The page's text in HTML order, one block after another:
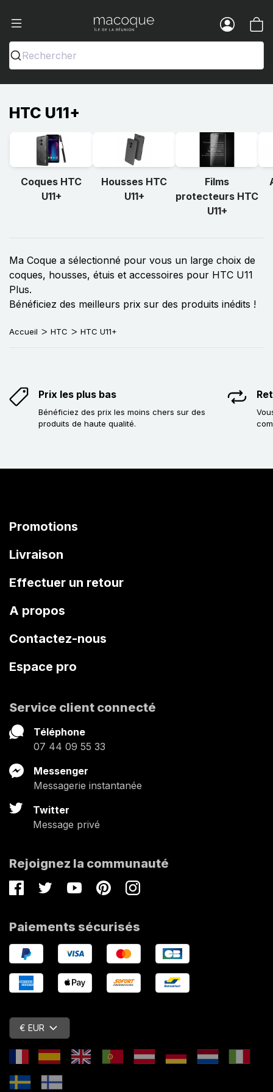
Ma Coque - Coques et Accessoires
Rechercher
HTC U11+
Coques HTC
U11+
Housses HTC
U11+
Films
protecteurs HTC
U11+
Ma Coque a sélectionné pour vous un large choix de
coques, housses, étuis et accessoires pour HTC U11
Plus.
Bénéficiez des meilleurs prix sur des produits inédits !
Accueil HTC HTC U11+
Prix les plus bas
Bénéficiez des prix les moins chers sur des
produits de haute qualité.
Promotions
Livraison
Effectuer un retour
A propos
Contactez-nous
Espace pro
Service client connecté
Téléphone
07 44 09 55 33
Messenger
Messagerie instantanée
Twitter
Message privé
Rejoignez la communauté
FacebookTwitterYoutubePinterestInstagram
Paiements sécurisés
€ EUR